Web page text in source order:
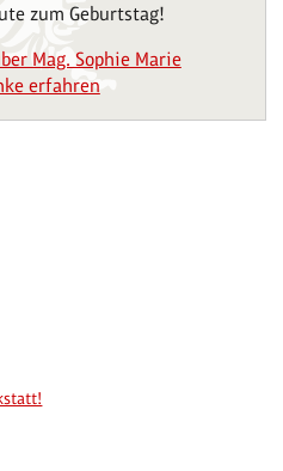
zum Geburtstag!
Mag. Sophie Marie
erfahren